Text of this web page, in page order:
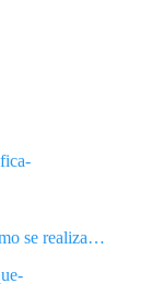
se realiza…